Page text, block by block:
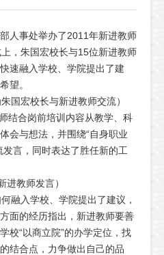
人事处举办了2011年新进教师
，朱国宏校长与15位新进教师
速融入学校、学院提出了建
望。
与新进教师交流）
合岗前培训内容从教学、科
会与想法，并围绕“自身职业
言，同时表达了胜任新的工
进教师发言）
融入学校、学院提出了建议，
面的经历指出，新进教师要善
校“以商立院”的办学定位，找
结合点，力争做出自己的品